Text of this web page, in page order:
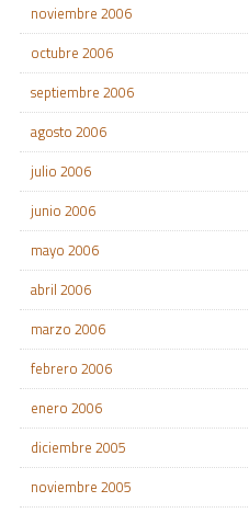
noviembre 2006
octubre 2006
septiembre 2006
agosto 2006
julio 2006
junio 2006
mayo 2006
abril 2006
marzo 2006
febrero 2006
enero 2006
diciembre 2005
noviembre 2005